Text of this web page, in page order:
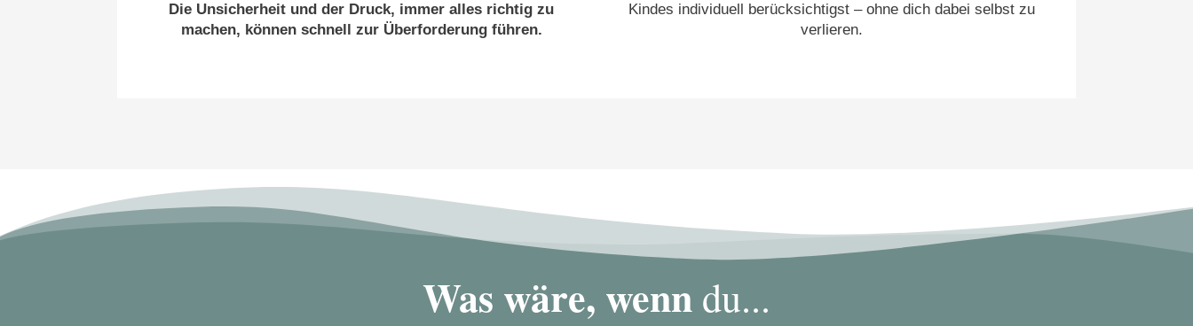
Die Unsicherheit und der Druck, immer alles richtig zu
machen, können schnell zur Überforderung führen.
Kindes individuell berücksichtigst – ohne dich dabei selbst zu
verlieren.
Was wäre, wenn du...